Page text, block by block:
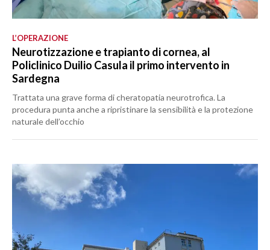
L’OPERAZIONE
Neurotizzazione e trapianto di cornea, al
Policlinico Duilio Casula il primo intervento in
Sardegna
Trattata una grave forma di cheratopatia neurotrofica. La
procedura punta anche a ripristinare la sensibilità e la protezione
naturale dell’occhio